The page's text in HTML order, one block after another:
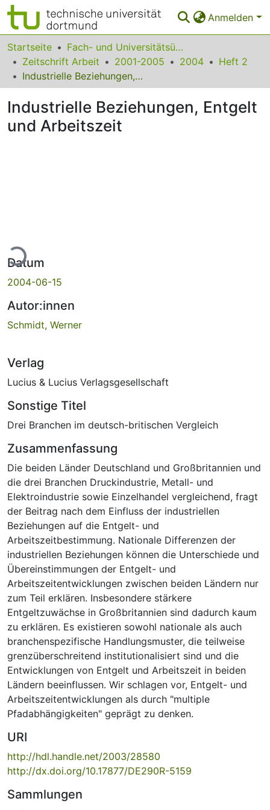
Anmelden
Bereiche & Sammlungen
Das gesamte Repositorium
Startseite
Fach- und Universitätsübergreifendes
Zeitschrift Arbeit
2001-2005 2004
Heft 2
Industrielle Beziehungen, Entgelt und Arbeitszeit
Industrielle Beziehungen, Entgelt
und Arbeitszeit
Datum
2004-06-15
Autor:innen
Schmidt, Werner
Verlag
Lucius & Lucius Verlagsgesellschaft
Sonstige Titel
Drei Branchen im deutsch-britischen Vergleich
Zusammenfassung
Die beiden Länder Deutschland und Großbritannien und
die drei Branchen Druckindustrie, Metall- und
Elektroindustrie sowie Einzelhandel vergleichend, fragt
der Beitrag nach dem Einfluss der industriellen
Beziehungen auf die Entgelt- und
Arbeitszeitbestimmung. Nationale Differenzen der
industriellen Beziehungen können die Unterschiede und
Übereinstimmungen der Entgelt- und
Arbeitszeitentwicklungen zwischen beiden Ländern nur
zum Teil erklären. Insbesondere stärkere
Entgeltzuwächse in Großbritannien sind dadurch kaum
zu erklären. Es existieren sowohl nationale als auch
branchenspezifische Handlungsmuster, die teilweise
grenzüberschreitend institutionalisiert sind und die
Entwicklungen von Entgelt und Arbeitszeit in beiden
Ländern beeinflussen. Wir schlagen vor, Entgelt- und
Arbeitszeitentwicklungen als durch "multiple
Pfadabhängigkeiten" geprägt zu denken.
URI
http://hdl.handle.net/2003/28580
http://dx.doi.org/10.17877/DE290R-5159
Sammlungen